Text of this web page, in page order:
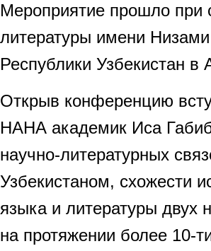
Мероприятие прошло при
литературы имени
Республики Узбекистан в
Открыв конференцию
НАНА академик Иса
научно-литературных
Узбекистаном, схожести
языка и литературы двух
на протяжении более 10-